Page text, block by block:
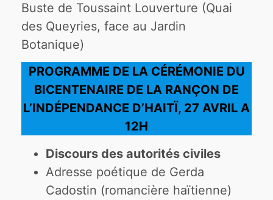
Buste de Toussaint Louverture (Quai
des Queyries, face au Jardin
Botanique)
PROGRAMME DE LA CÉRÉMONIE DU
BICENTENAIRE DE LA RANÇON DE
L’INDÉPENDANCE D’HAITÏ, 27 AVRIL A
12H
Discours des autorités civiles
Adresse poétique de Gerda
Cadostin (romancière haïtienne)